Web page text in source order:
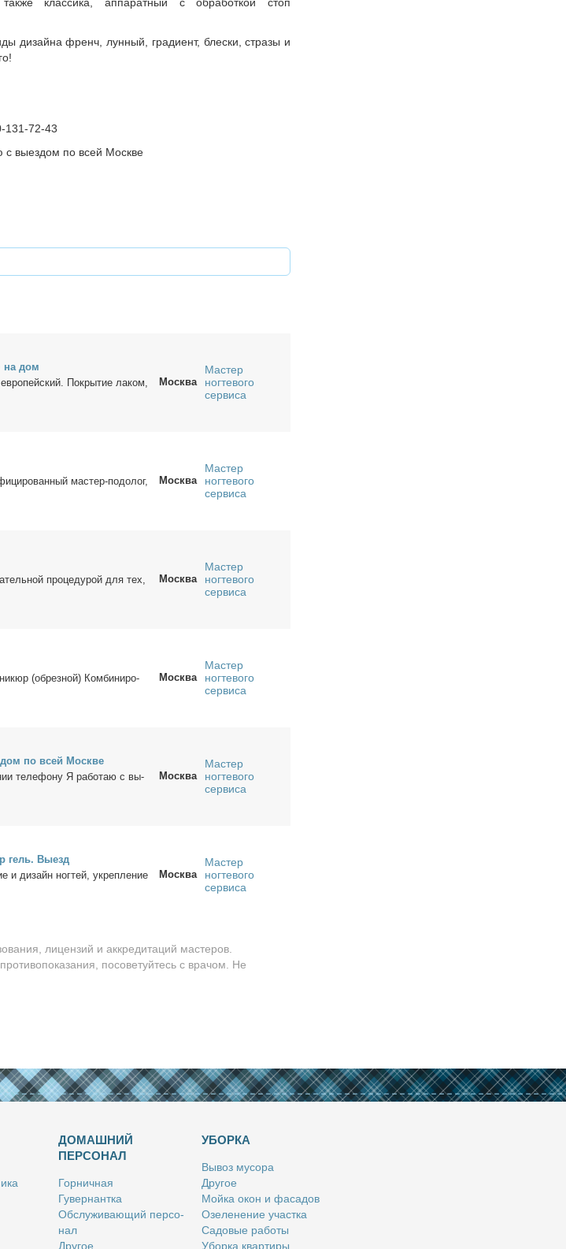
дизайна френч, лунный, градиент, блески, стразы и
131-72-43
с выездом по всей Москве
на дом
По­кры­тие ла­ком,
Москва
Мастер
ногтевого
сервиса
ма­стер-по­до­лог,
Москва
Мастер
ногтевого
сервиса
про­це­ду­рой для тех,
Москва
Мастер
ногтевого
сервиса
(об­рез­ной) Ком­би­ни­ро­
Москва
Мастер
ногтевого
сервиса
по всей Москве
те­ле­фо­ну Я ра­бо­таю с вы­
Москва
Мастер
ногтевого
сервиса
гель. Вы­езд
ди­зайн ног­тей, укреп­ле­ние
Москва
Мастер
ногтевого
сервиса
лицензий и аккредитаций мастеров.
посоветуйтесь с врачом. Не
ДОМАШНИЙ
ПЕРСОНАЛ
Гор­нич­ная
Гу­вер­нант­ка
Об­слу­жи­ва­ю­щий пер­со­
нал
Дру­гое
УБОРКА
Вы­воз му­со­ра
Дру­гое
Мой­ка окон и фа­са­дов
Озе­ле­не­ние участ­ка
Са­до­вые ра­бо­ты
Убор­ка квар­ти­ры